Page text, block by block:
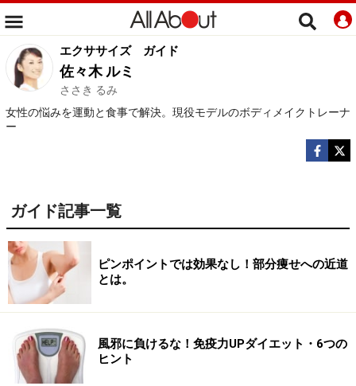
エクササイズ ガイド
佐々木 ルミ
ささき るみ
女性の悩みを運動と食事で解決。現役モデルのボディメイクトレーナ
ー
ガイド記事一覧
ピンポイントでは効果なし！部分痩せへの近道
とは。
風邪に負けるな！免疫力UPダイエット・6つの
ヒント